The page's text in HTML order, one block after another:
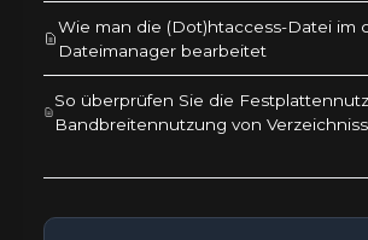
Wie man die (Dot)htaccess-Datei im
Dateimanager bearbeitet
So überprüfen Sie die
Bandbreitennutzung von